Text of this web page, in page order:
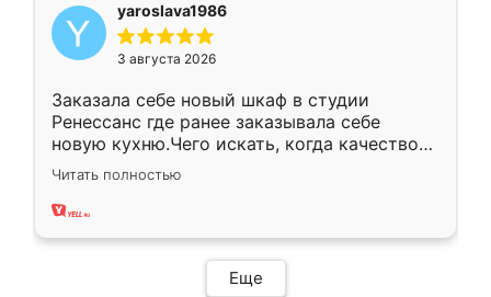
yaroslava1986
3 августа 2026
Заказала себе новый шкаф в студии
Ренессанс где ранее заказывала себе
новую кухню.Чего искать, когда качеством
вполне довольна. Служит кухня уже почти
два года, нареканий нет.
Читать полностью
Еще